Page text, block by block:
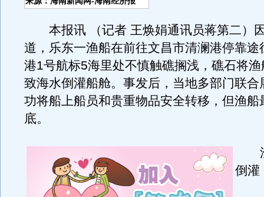
本报讯 （记者 王焕娟通讯员蒋第二）
道，乐东一渔船在前往文昌市清澜港停靠途
港1号航标5海里处不慎触礁搁浅，礁石将
致海水倒灌船舱。事发后，当地多部门联合
功将船上船员和贵重物品安全转移，但渔船
底。
渔
倒灌